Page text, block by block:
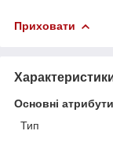
Приховати
Основні атрибути
Тип